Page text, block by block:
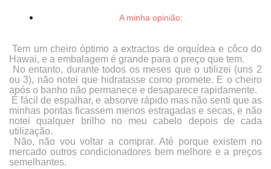
A minha opinião:
Tem um cheiro óptimo a extractos de orquídea e côco do
Hawai, e a embalagem é grande para o preço que tem.
No entanto, durante todos os meses que o utilizei (uns 2
ou 3), não notei que hidratasse como promete. E o cheiro
após o banho não permanece e desaparece rapidamente.
É fácil de espalhar, e absorve rápido mas não senti que as
minhas pontas ficassem menos estragadas e secas, e não
notei qualquer brilho no meu cabelo depois de cada
utilização.
Não, não vou voltar a comprar. Até porque existem no
mercado outros condicionadores bem melhore e a preços
semelhantes.